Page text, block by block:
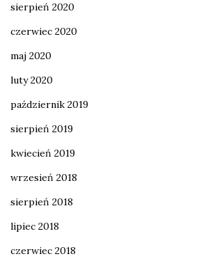
sierpień 2020
czerwiec 2020
maj 2020
luty 2020
październik 2019
sierpień 2019
kwiecień 2019
wrzesień 2018
sierpień 2018
lipiec 2018
czerwiec 2018